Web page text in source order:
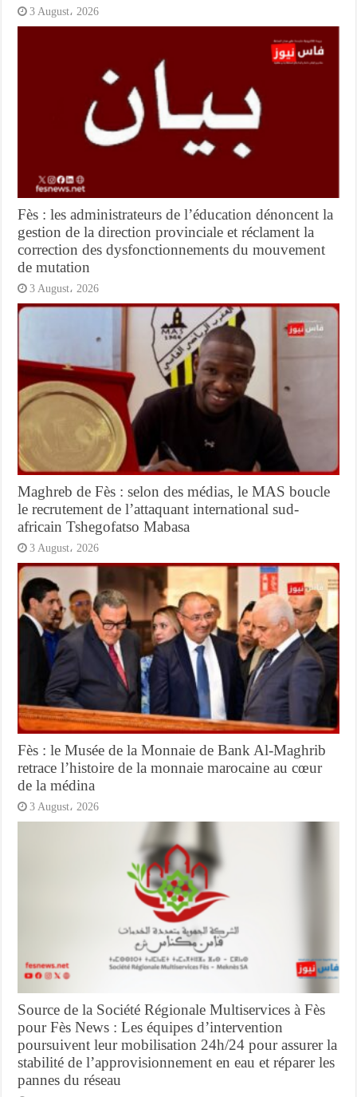
3 August، 2026
Fès : les administrateurs de l’éducation dénoncent la
gestion de la direction provinciale et réclament la
correction des dysfonctionnements du mouvement
de mutation
3 August، 2026
Maghreb de Fès : selon des médias, le MAS boucle
le recrutement de l’attaquant international sud-
africain Tshegofatso Mabasa
3 August، 2026
Fès : le Musée de la Monnaie de Bank Al-Maghrib
retrace l’histoire de la monnaie marocaine au cœur
de la médina
3 August، 2026
Source de la Société Régionale Multiservices à Fès
pour Fès News : Les équipes d’intervention
poursuivent leur mobilisation 24h/24 pour assurer la
stabilité de l’approvisionnement en eau et réparer les
pannes du réseau